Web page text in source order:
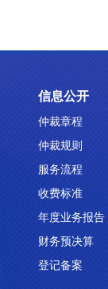
信息公开
仲裁章程
仲裁规则
服务流程
收费标准
年度业务报告
财务预决算
登记备案